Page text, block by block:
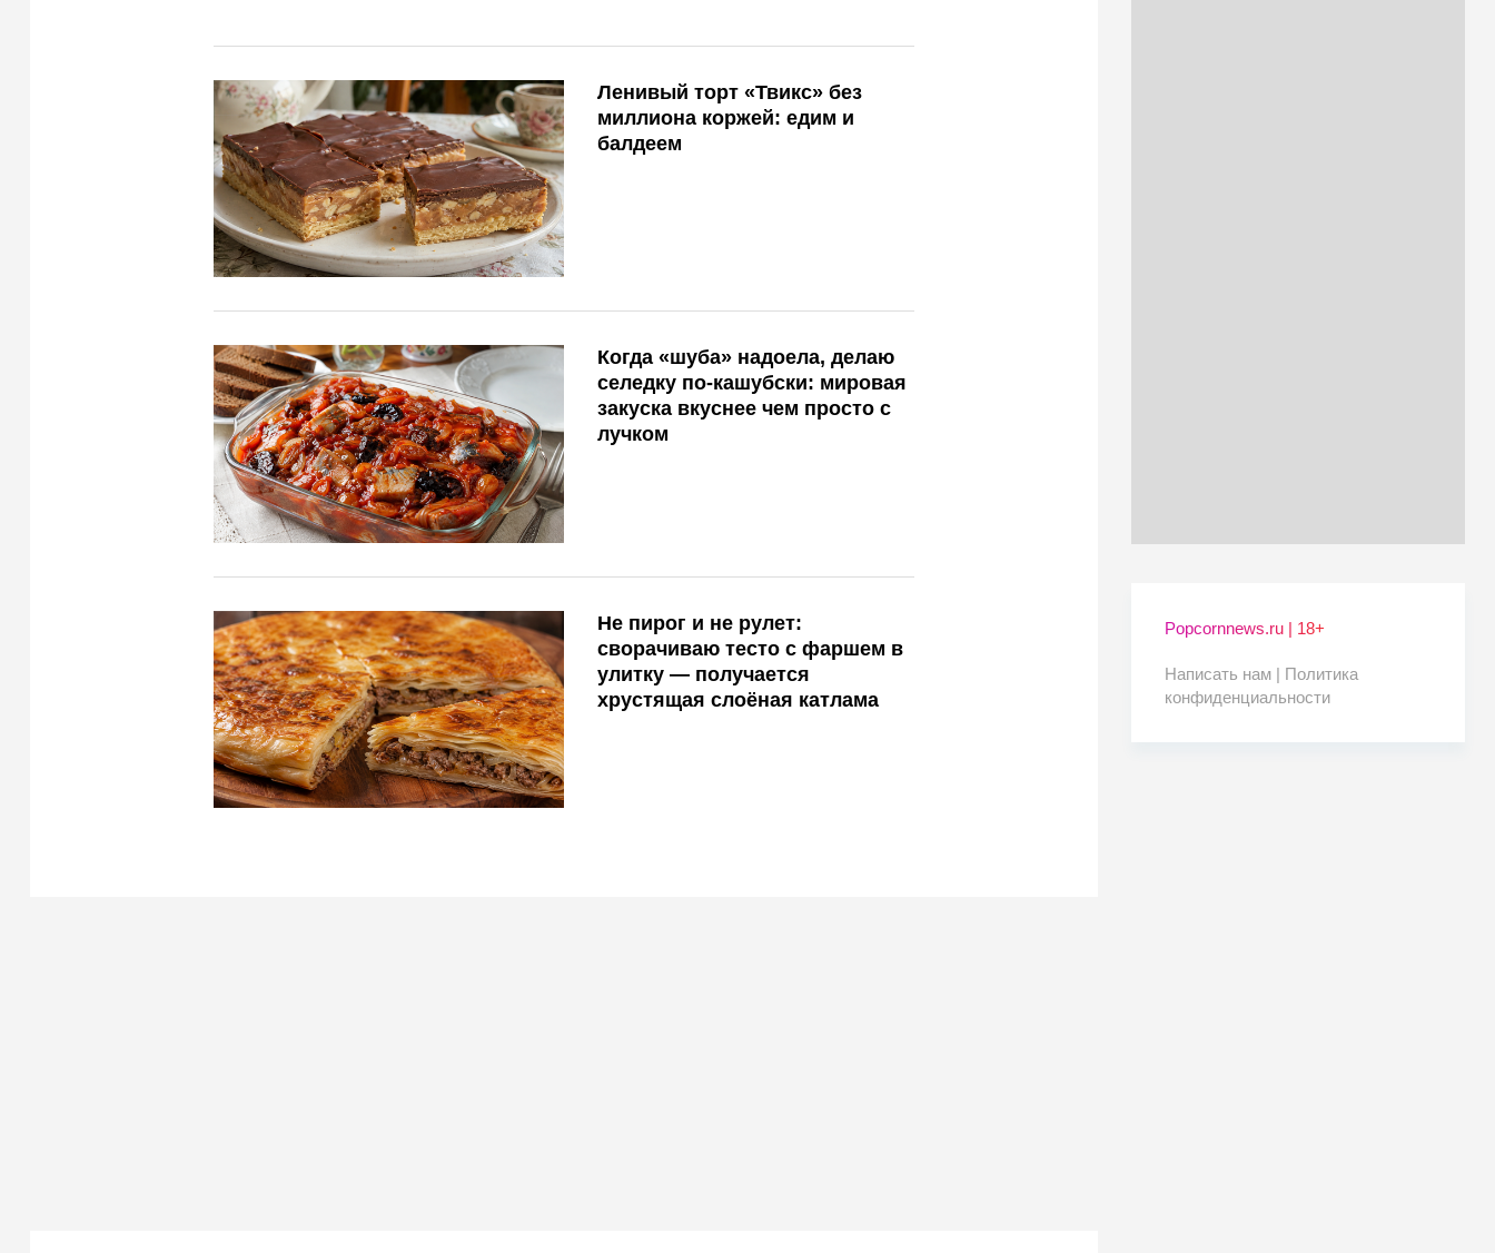
Ленивый торт «Твикс» без
миллиона коржей: едим и
балдеем
Когда «шуба» надоела, делаю
селедку по-кашубски: мировая
закуска вкуснее чем просто с
лучком
Не пирог и не рулет:
сворачиваю тесто с фаршем в
улитку — получается
хрустящая слоёная катлама
Popcornnews.ru | 18+
Написать нам | Политика
конфиденциальности